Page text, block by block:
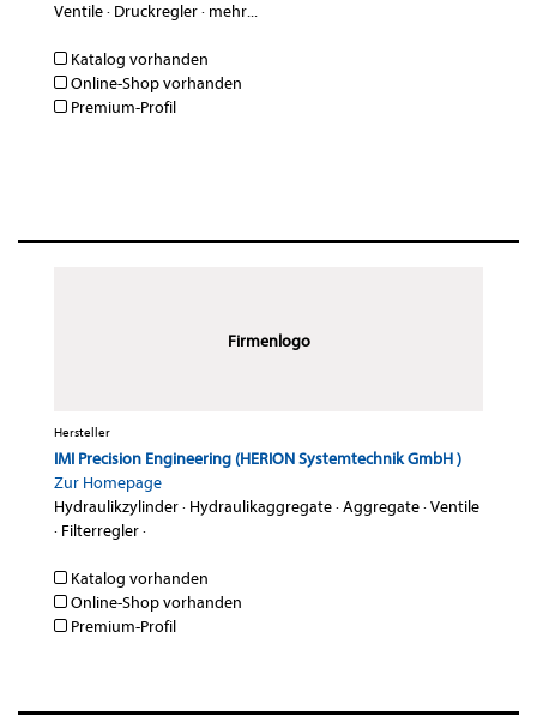
Ventile· Druckregler· mehr...
Katalog vorhanden
Online-Shop vorhanden
Premium-Profil
Firmenlogo
Hersteller
IMI Precision Engineering (HERION Systemtechnik GmbH )
Zur Homepage
Hydraulikzylinder· Hydraulikaggregate·Aggregate·Ventile
· Filterregler·
Katalog vorhanden
Online-Shop vorhanden
Premium-Profil